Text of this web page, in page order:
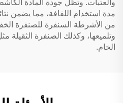
مدة استخدام اللفافة، مما يضمن
من الأشرطة السنفرة للصنفرة
وتلميعها، وكذلك الصنفرة
الخام.